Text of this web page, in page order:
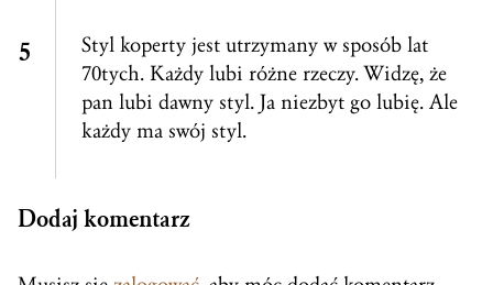
Styl koperty jest utrzymany w sposób lat
70tych. Każdy lubi różne rzeczy. Widzę, że
pan lubi dawny styl. Ja niezbyt go lubię. Ale
każdy ma swój styl.
Dodaj komentarz